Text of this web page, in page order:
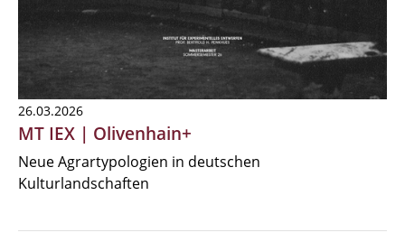
26.03.2026
MT IEX | Olivenhain+
Neue Agrartypologien in deutschen
Kulturlandschaften